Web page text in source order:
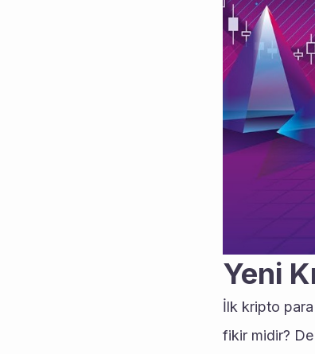
Yeni
İlk kripto para
fikir midir?